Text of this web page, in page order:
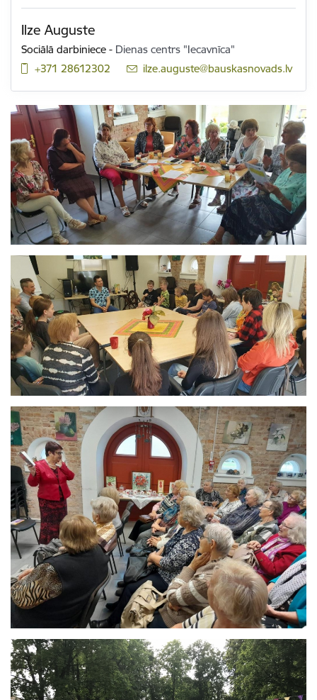
Ilze Auguste
Sociālā darbiniece - Dienas centrs "Iecavnīca"
+371 28612302
E-pasts:
ilze.auguste@bauskasnovads.lv